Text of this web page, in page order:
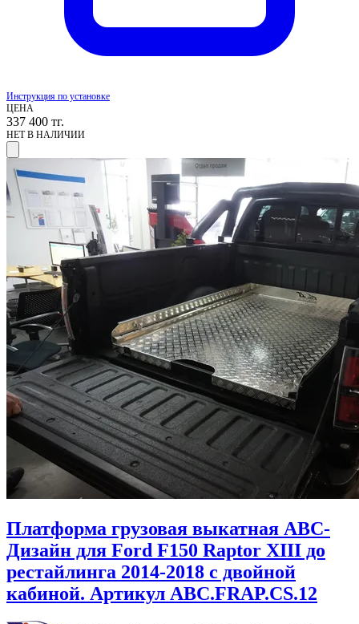
Инструкция по установке
ЦЕНА
337 400 тг.
НЕТ В НАЛИЧИИ
Платформа грузовая выкатная АВС-
Дизайн для Ford F150 Raptor XIII до
рестайлинга 2014-2018 с двойной
кабиной. Артикул ABC.FRAP.CS.12